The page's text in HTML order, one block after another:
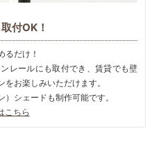
付OK！
るだけ！
レールにも取付でき、賃貸でも壁
お楽しみいただけます。
シェードも制作可能です。
こちら